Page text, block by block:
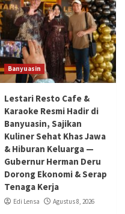
Banyuasin
Lestari Resto Cafe &
Karaoke Resmi Hadir di
Banyuasin, Sajikan
Kuliner Sehat Khas Jawa
& Hiburan Keluarga —
Gubernur Herman Deru
Dorong Ekonomi & Serap
Tenaga Kerja
Edi Lensa Agustus 8, 2026